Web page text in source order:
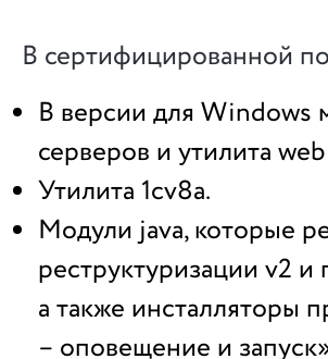
В сертифицированной
В версии для Windows
серверов и утилита
Утилита 1cv8a.
Модули java, которые
реструктуризации v2 и
а также инсталляторы
– оповещение и